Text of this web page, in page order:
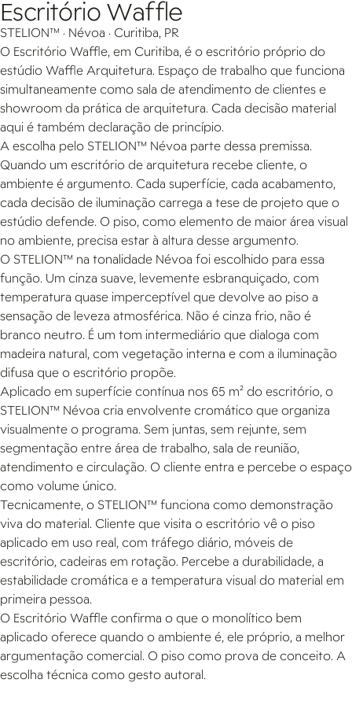
Escritório Waffle
STELION™ · Névoa · Curitiba, PR
O Escritório Waffle, em Curitiba, é o escritório próprio do
estúdio Waffle Arquitetura. Espaço de trabalho que funciona
simultaneamente como sala de atendimento de clientes e
showroom da prática de arquitetura. Cada decisão material
aqui é também declaração de princípio.
A escolha pelo STELION™ Névoa parte dessa premissa.
Quando um escritório de arquitetura recebe cliente, o
ambiente é argumento. Cada superfície, cada acabamento,
cada decisão de iluminação carrega a tese de projeto que o
estúdio defende. O piso, como elemento de maior área visual
no ambiente, precisa estar à altura desse argumento.
O STELION™ na tonalidade Névoa foi escolhido para essa
função. Um cinza suave, levemente esbranquiçado, com
temperatura quase imperceptível que devolve ao piso a
sensação de leveza atmosférica. Não é cinza frio, não é
branco neutro. É um tom intermediário que dialoga com
madeira natural, com vegetação interna e com a iluminação
difusa que o escritório propõe.
Aplicado em superfície contínua nos 65 m² do escritório, o
STELION™ Névoa cria envolvente cromático que organiza
visualmente o programa. Sem juntas, sem rejunte, sem
segmentação entre área de trabalho, sala de reunião,
atendimento e circulação. O cliente entra e percebe o espaço
como volume único.
Tecnicamente, o STELION™ funciona como demonstração
viva do material. Cliente que visita o escritório vê o piso
aplicado em uso real, com tráfego diário, móveis de
escritório, cadeiras em rotação. Percebe a durabilidade, a
estabilidade cromática e a temperatura visual do material em
primeira pessoa.
O Escritório Waffle confirma o que o monolítico bem
aplicado oferece quando o ambiente é, ele próprio, a melhor
argumentação comercial. O piso como prova de conceito. A
escolha técnica como gesto autoral.